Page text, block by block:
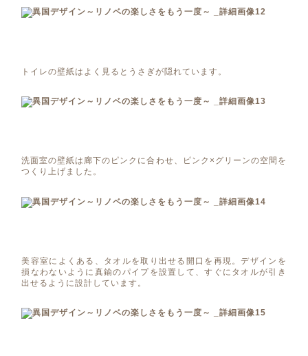
トイレの壁紙はよく見るとうさぎが隠れています。
洗面室の壁紙は廊下のピンクに合わせ、ピンク×グリーンの空間を
つくり上げました。
美容室によくある、タオルを取り出せる開口を再現。デザインを
損なわないように真鍮のパイプを設置して、すぐにタオルが引き
出せるように設計しています。